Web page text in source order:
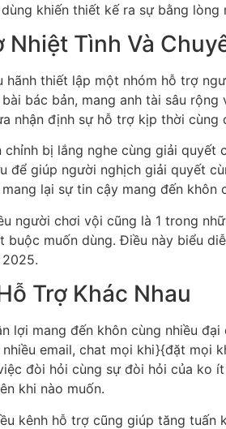
khiến thiết kế ra sự bằng lòng
Nhiệt Tình Và
hãnh thiết lập một nhóm hỗ trợ
bác bản, mang anh tài sâu
nhận định sự hỗ trợ kịp thời
bị lắng nghe cùng giải
để giúp người nghịch giải quyết
lại sự tin cậy mang đến
người chơi vội cũng là 1 trong
buộc muốn dùng. Điều này biểu
Trợ Khác Nhau
lợi mang đến khôn cùng nhiều
email, chat mọi khi}{đặt mọi
đòi hỏi cùng sự đòi hỏi của ko
khi nào muốn.
kênh hỗ trợ cũng giúp tăng